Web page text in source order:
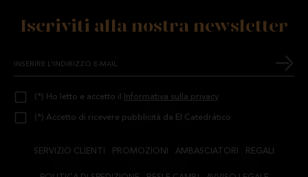
Iscriviti alla nostra newsletter
(*) Ho letto e accetto il Informativa sulla privacy
(*) Accetto di ricevere pubblicità da El Catedrático
SERVIZIO CLIENTI PROMOZIONI AMBASCIATORI REGALI